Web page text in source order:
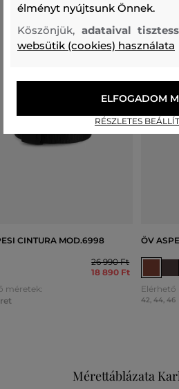
CINTURA MOD.6998
26 990 Ft
18 890 Ft
méretek:
ÖV
Elérhető
42, 44, 46
Mérettáblázata
élményt nyújtsunk Önnek.
Köszönjük, adataival
websütik (cookies) használata
RÉSZLETES
ELFOGADOM